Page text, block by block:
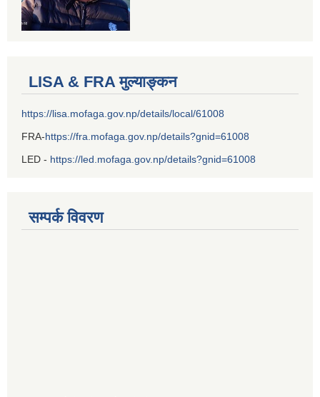
LISA & FRA मुल्याङ्कन
https://lisa.mofaga.gov.np/details/local/61008
FRA-https://fra.mofaga.gov.np/details?gnid=61008
LED - https://led.mofaga.gov.np/details?gnid=61008
सम्पर्क विवरण